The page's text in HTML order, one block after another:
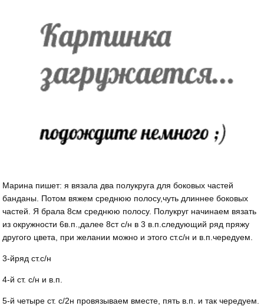
Марина пишет: я вязала два полукруга для боковых частей
банданы. Потом вяжем среднюю полосу,чуть длиннее боковых
частей. Я брала 8см среднюю полосу. Полукруг начинаем вязать
из окружности 6в.п.,далее 8ст с/н в 3 в.п.следующий ряд пряжу
другого цвета, при желании можно и этого ст.с/н и в.п.чередуем.
3-йряд ст.с/н
4-й ст. с/н и в.п.
5-й четыре ст. с/2н провязываем вместе, пять в.п. и так чередуем.